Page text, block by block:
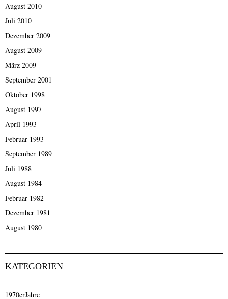
August 2010
Juli 2010
Dezember 2009
August 2009
März 2009
September 2001
Oktober 1998
August 1997
April 1993
Februar 1993
September 1989
Juli 1988
August 1984
Februar 1982
Dezember 1981
August 1980
KATEGORIEN
1970erJahre